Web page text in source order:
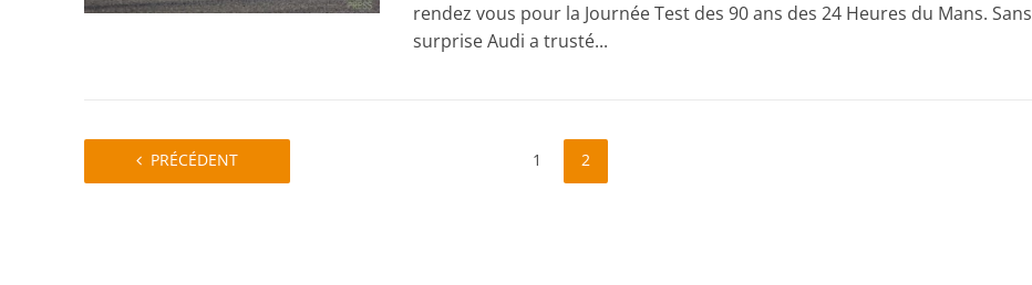
rendez vous pour la Journée Test des 90 ans des 24 Heures du Mans. Sans
surprise Audi a trusté...
PRÉCÉDENT 1 2